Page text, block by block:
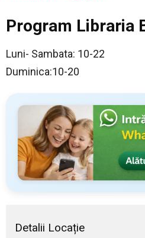
Program Libraria
Luni- Sambata: 10-22
Duminica:10-20
Detalii Locație